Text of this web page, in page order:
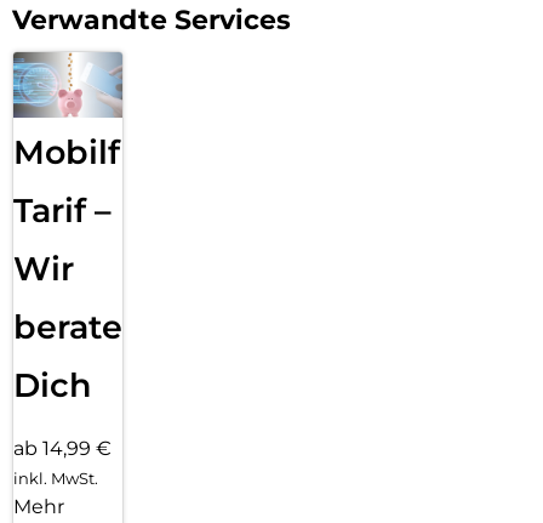
Verwandte Services
Mobilfunk
Tarif –
Wir
beraten
Dich
ab 14,99 €
inkl. MwSt.
Mehr